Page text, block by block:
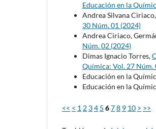
Educación en la
Andrea Silvana Ciriaco,
30 Núm. 01 (2024)
Andrea Ciriaco,
Núm. 02 (2024)
Dimas Ignacio Torres,
Química: Vol. 27 Núm.
Educación en la
Educación en la
<< < 1 2 34 5 678 9 10 > >>